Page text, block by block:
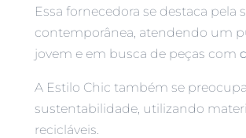
Essa fornecedora se destaca pela
contemporânea, atendendo um
jovem e em busca de peças com
A Estilo Chic também se
sustentabilidade, utilizando
recicláveis.